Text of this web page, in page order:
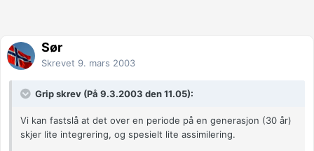
Sør
Skrevet 9. mars 2003
Grip skrev (På 9.3.2003 den 11.05):
Vi kan fastslå at det over en periode på en generasjon (30 år)
skjer lite integrering, og spesielt lite assimilering.